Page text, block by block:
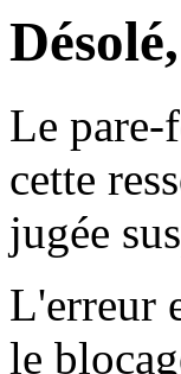
Le pare-
cette
jugée
L'erreur
le